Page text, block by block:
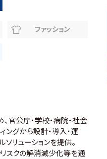
ファッション
官公庁・学校・病院・社会
ングから設計・導入・運
リューションを提供。
リスクの解消減少化等を通